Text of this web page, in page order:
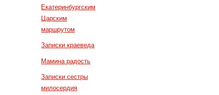
Екатеринбургским
Царским
маршрутом
Записки краеведа
Мамина радость
Записки сестры
милосердия